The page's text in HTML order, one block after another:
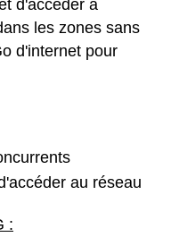
d'accéder à
les zones sans
d'internet pour
au réseau
: